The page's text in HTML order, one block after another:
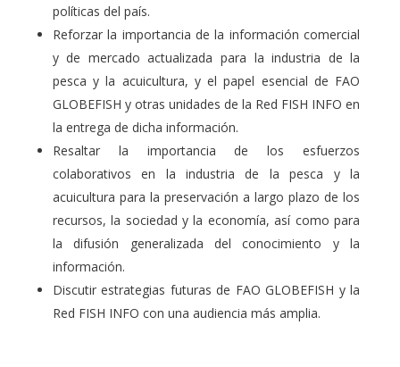
políticas del país.
Reforzar la importancia de la información comercial
y de mercado actualizada para la industria de la
pesca y la acuicultura, y el papel esencial de FAO
GLOBEFISH y otras unidades de la Red FISH INFO en
la entrega de dicha información.
Resaltar la importancia de los esfuerzos
colaborativos en la industria de la pesca y la
acuicultura para la preservación a largo plazo de los
recursos, la sociedad y la economía, así como para
la difusión generalizada del conocimiento y la
información.
Discutir estrategias futuras de FAO GLOBEFISH y la
Red FISH INFO con una audiencia más amplia.